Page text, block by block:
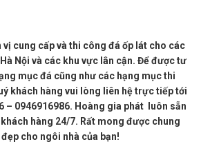
vị cung cấp và thi công đá ốp lát cho các
Nội và các khu vực lân cận. Để được tư
mục đá cũng như các hạng mục thi
khách hàng vui lòng liên hệ trực tiếp tới
– 0946916986. Hoàng gia phát luôn sẵn
hàng 24/7. Rất mong được chung
cho ngôi nhà của bạn!